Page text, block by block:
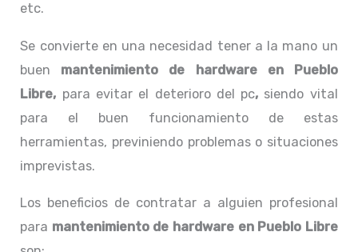
etc.
Se convierte en una necesidad tener a la mano un
buen mantenimiento de hardware en Pueblo
Libre, para evitar el deterioro del pc, siendo vital
para el buen funcionamiento de estas
herramientas, previniendo problemas o situaciones
imprevistas.
Los beneficios de contratar a alguien profesional
para mantenimiento de hardware en Pueblo Libre